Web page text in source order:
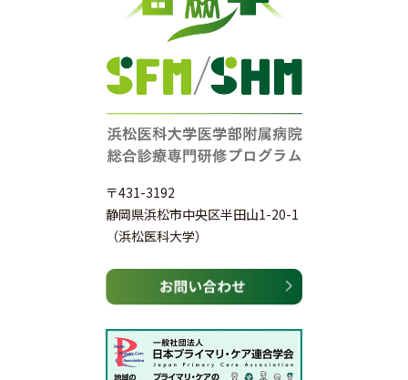
〒431-3192
静岡県浜松市中央区半田山1-20-1
（浜松医科大学）